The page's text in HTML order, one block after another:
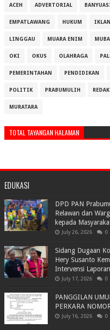
ACEH ADVERTORIAL
EMPATLAWANG HUKUM IKLAN
LINGGAU MUARA ENIM MUBA
OKI OKUS OLAHRAGA
PEMERINTAHAN PENDIDIKAN
POLITIK PRABUMULIH
MURATARA
TOTAL TAYANGAN HALAMAN
EDUKASI
DPD PAN
Relawan dan
kepada
July 26, 2026 0
Sidang Dugaan
Hery Susanto
Intervensi Laporan
July 17, 2026 0
PANGGILAN
PERKARA
July 16, 2026 0